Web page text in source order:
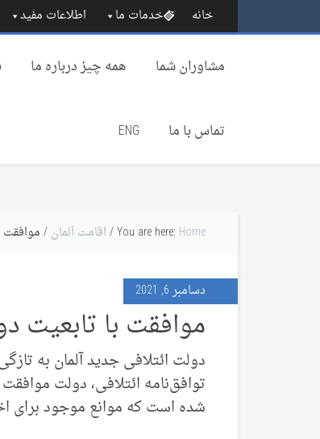
خانه خدمات ما اطلاعات مفید
مشاوران شما همه چیز درباره‌ ما
تماس با ما ENG
You are here: Home
/اقامت آلمان/ موافقت
دسامبر 6, 2021
موافقت با تابعیت
دولت ائتلافی جدید آلمان به
توافق‌نامه ائتلافی، دولت
شده است که موانع موجود برای